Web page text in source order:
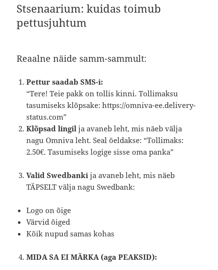
Stsenaarium: kuidas toimub
pettusjuhtum
Reaalne näide samm-sammult:
Pettur saadab SMS-i:
“Tere! Teie pakk on tollis kinni. Tollimaksu
tasumiseks klõpsake: https://omniva-ee.delivery-
status.com”
Klõpsad lingil ja avaneb leht, mis näeb välja
nagu Omniva leht. Seal öeldakse: “Tollimaks:
2.50€. Tasumiseks logige sisse oma panka”
Valid Swedbanki ja avaneb leht, mis näeb
TÄPSELT välja nagu Swedbank:
Logo on õige
Värvid õiged
Kõik nupud samas kohas
MIDA SA EI MÄRKA (aga PEAKSID):